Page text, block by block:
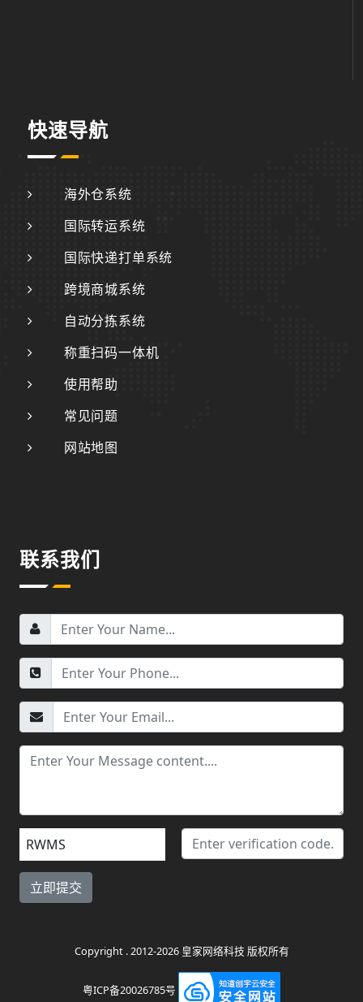
快速导航
海外仓系统
国际转运系统
国际快递打单系统
跨境商城系统
自动分拣系统
称重扫码一体机
使用帮助
常见问题
网站地图
联系我们
RWMS
Copyright . 2012-2026 皇家网络科技 版权所有
粤ICP备20026785号